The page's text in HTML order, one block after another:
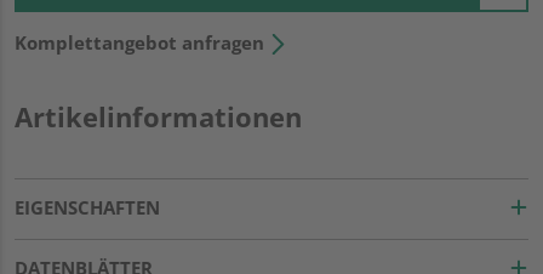
Komplettangebot anfragen
Artikelinformationen
EIGENSCHAFTEN
DATENBLÄTTER